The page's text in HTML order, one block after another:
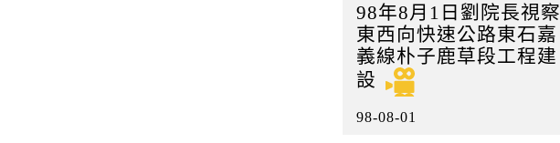
98年8月1日劉院長視察
東西向快速公路東石嘉
義線朴子鹿草段工程建
設
98-08-01